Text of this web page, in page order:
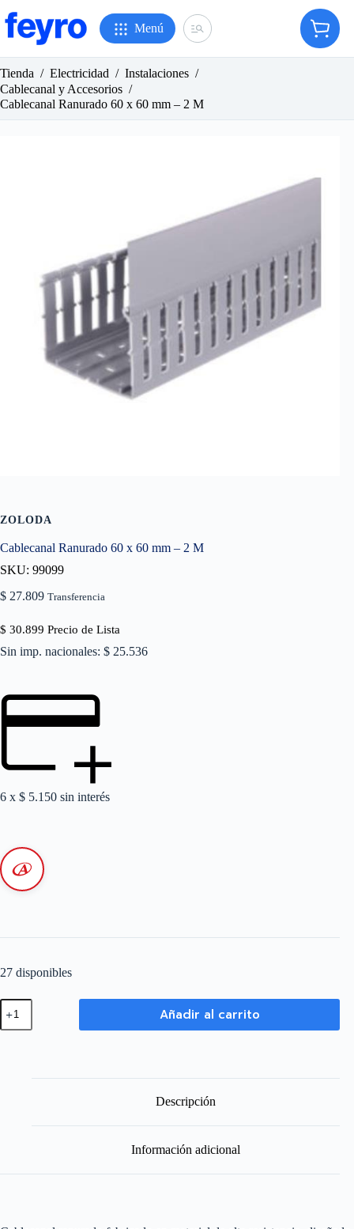
al
contenido
Menú
Carro
de
Tienda / Electricidad / Instalaciones /
Cablecanal y Accesorios /
Cablecanal Ranurado 60 x 60 mm – 2 M
ZOLODA
Cablecanal Ranurado 60 x 60 mm – 2 M
SKU: 99099
$ 27.809 Transferencia
$ 30.899 Precio de Lista
Sin imp. nacionales: $ 25.536
6 x $ 5.150 sin interés
27 disponibles
Cablecanal
Ranurado
60
cantidad
Añadir al carrito
Descripción
Información adicional